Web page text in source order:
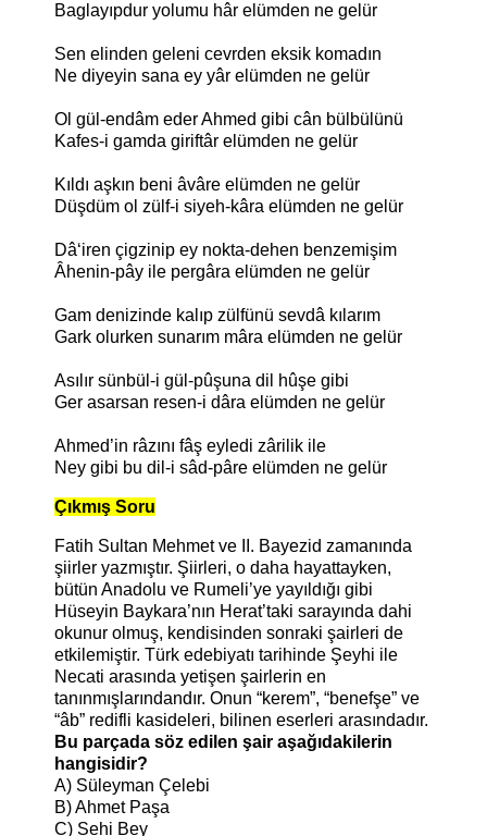
Baglayıpdur yolumu hâr elümden ne gelür
Sen elinden geleni cevrden eksik komadın
Ne diyeyin sana ey yâr elümden ne gelür
Ol gül-endâm eder Ahmed gibi cân bülbülünü
Kafes-i gamda giriftâr elümden ne gelür
Kıldı aşkın beni âvâre elümden ne gelür
Düşdüm ol zülf-i siyeh-kâra elümden ne gelür
Dâ‘iren çigzinip ey nokta-dehen benzemişim
Âhenin-pây ile pergâra elümden ne gelür
Gam denizinde kalıp zülfünü sevdâ kılarım
Gark olurken sunarım mâra elümden ne gelür
Asılır sünbül-i gül-pûşuna dil hûşe gibi
Ger asarsan resen-i dâra elümden ne gelür
Ahmed’in râzını fâş eyledi zârilik ile
Ney gibi bu dil-i sâd-pâre elümden ne gelür
Çıkmış Soru
Fatih Sultan Mehmet ve II. Bayezid zamanında
şiirler yazmıştır. Şiirleri, o daha hayattayken,
bütün Anadolu ve Rumeli’ye yayıldığı gibi
Hüseyin Baykara’nın Herat’taki sarayında dahi
okunur olmuş, kendisinden sonraki şairleri de
etkilemiştir. Türk edebiyatı tarihinde Şeyhi ile
Necati arasında yetişen şairlerin en
tanınmışlarındandır. Onun “kerem”, “benefşe” ve
“âb” redifli kasideleri, bilinen eserleri arasındadır.
Bu parçada söz edilen şair aşağıdakilerin
hangisidir?
A) Süleyman Çelebi
B) Ahmet Paşa
C) Sehi Bey